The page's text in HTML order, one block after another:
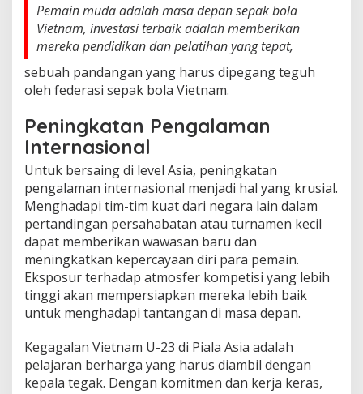
Pemain muda adalah masa depan sepak bola
Vietnam, investasi terbaik adalah memberikan
mereka pendidikan dan pelatihan yang tepat,
sebuah pandangan yang harus dipegang teguh
oleh federasi sepak bola Vietnam.
Peningkatan Pengalaman
Internasional
Untuk bersaing di level Asia, peningkatan
pengalaman internasional menjadi hal yang krusial.
Menghadapi tim-tim kuat dari negara lain dalam
pertandingan persahabatan atau turnamen kecil
dapat memberikan wawasan baru dan
meningkatkan kepercayaan diri para pemain.
Eksposur terhadap atmosfer kompetisi yang lebih
tinggi akan mempersiapkan mereka lebih baik
untuk menghadapi tantangan di masa depan.
Kegagalan Vietnam U-23 di Piala Asia adalah
pelajaran berharga yang harus diambil dengan
kepala tegak. Dengan komitmen dan kerja keras,